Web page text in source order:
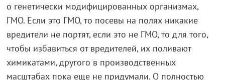
о генетически модифицированных организмах,
ГМО. Если это ГМО, то посевы на полях никакие
вредители не портят, если это не ГМО, то для того,
чтобы избавиться от вредителей, их поливают
химикатами, другого в производственных
масштабах пока еще не придумали. О полностью